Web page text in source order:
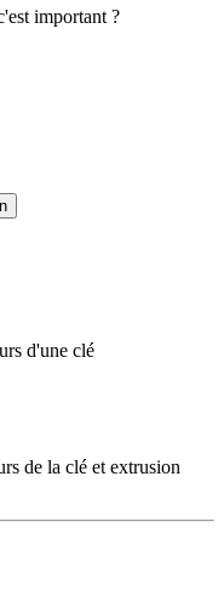
important ?
d'une clé
de la clé et extrusion